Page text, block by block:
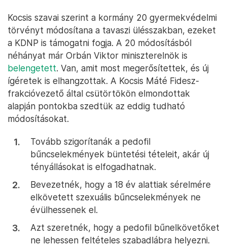
Kocsis szavai szerint a kormány 20 gyermekvédelmi
törvényt módosítana a tavaszi ülésszakban, ezeket
a KDNP is támogatni fogja. A 20 módosításból
néhányat már Orbán Viktor miniszterelnök is
belengetett. Van, amit most megerősítettek, és új
ígéretek is elhangzottak. A Kocsis Máté Fidesz-
frakcióvezető által csütörtökön elmondottak
alapján pontokba szedtük az eddig tudható
módosításokat.
Tovább szigorítanák a pedofil
bűncselekmények büntetési tételeit, akár új
tényállásokat is elfogadhatnak.
Bevezetnék, hogy a 18 év alattiak sérelmére
elkövetett szexuális bűncselekmények ne
évülhessenek el.
Azt szeretnék, hogy a pedofil bűnelkövetőket
ne lehessen feltételes szabadlábra helyezni.